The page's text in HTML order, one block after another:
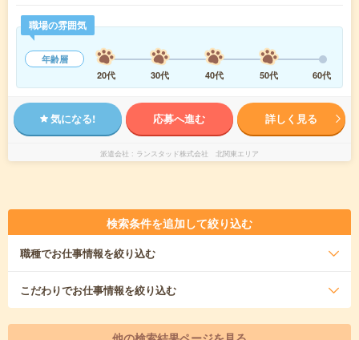
職場の雰囲気
年齢層
20代
30代 40代 50代 60代
気になる! 応募へ進む 詳しく見る
派遣会社 ランスタッド株式会社 北関東エリア
検索条件を追加して絞り込む
職種でお仕事情報を絞り込む
こだわりでお仕事情報を絞り込む